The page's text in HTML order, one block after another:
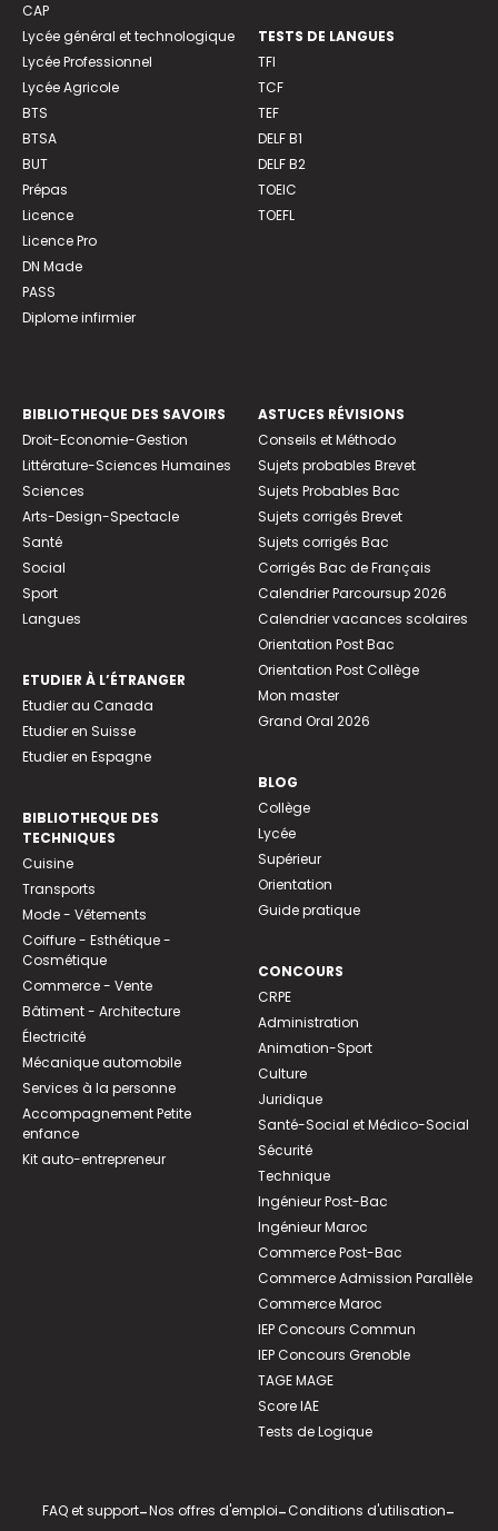
CAP
Lycée général et technologique
Lycée Professionnel
Lycée Agricole
BTS
BTSA
BUT
Prépas
Licence
Licence Pro
DN Made
PASS
Diplome infirmier
TESTS DE LANGUES
TFI
TCF
TEF
DELF B1
DELF B2
TOEIC
TOEFL
BIBLIOTHEQUE DES SAVOIRS
Droit-Economie-Gestion
Littérature-Sciences Humaines
Sciences
Arts-Design-Spectacle
Santé
Social
Sport
Langues
ETUDIER À L’ÉTRANGER
Etudier au Canada
Etudier en Suisse
Etudier en Espagne
BIBLIOTHEQUE DES
TECHNIQUES
Cuisine
Transports
Mode - Vêtements
Coiffure - Esthétique -
Cosmétique
Commerce - Vente
Bâtiment - Architecture
Électricité
Mécanique automobile
Services à la personne
Accompagnement Petite
enfance
Kit auto-entrepreneur
ASTUCES RÉVISIONS
Conseils et Méthodo
Sujets probables Brevet
Sujets Probables Bac
Sujets corrigés Brevet
Sujets corrigés Bac
Corrigés Bac de Français
Calendrier Parcoursup 2026
Calendrier vacances scolaires
Orientation Post Bac
Orientation Post Collège
Mon master
Grand Oral 2026
BLOG
Collège
Lycée
Supérieur
Orientation
Guide pratique
CONCOURS
CRPE
Administration
Animation-Sport
Culture
Juridique
Santé-Social et Médico-Social
Sécurité
Technique
Ingénieur Post-Bac
Ingénieur Maroc
Commerce Post-Bac
Commerce Admission Parallèle
Commerce Maroc
IEP Concours Commun
IEP Concours Grenoble
TAGE MAGE
Score IAE
Tests de Logique
FAQ et support-Nos offres d'emploi-Conditions d'utilisation-